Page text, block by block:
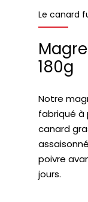
Le canard
180g
Notre
fabriqué à
canard
poivre
jours.